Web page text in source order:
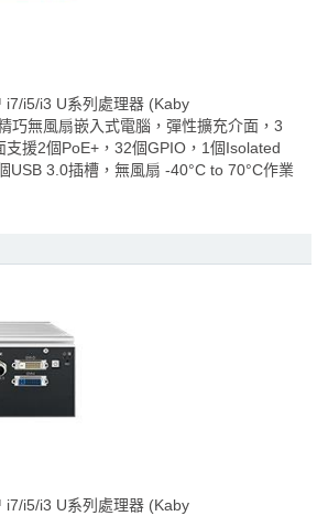
i5/i3 U系列處理器 (Kaby
巧無風扇嵌入式電腦，彈性擴充介面，3
支援2個PoE+，32個GPIO，1個Isolated
USB 3.0插槽，無風扇 -40°C to 70°C作業
i5/i3 U系列處理器 (Kaby